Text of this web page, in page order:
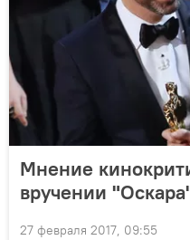
Мнение
вручении
27 февраля 2017, 09:55